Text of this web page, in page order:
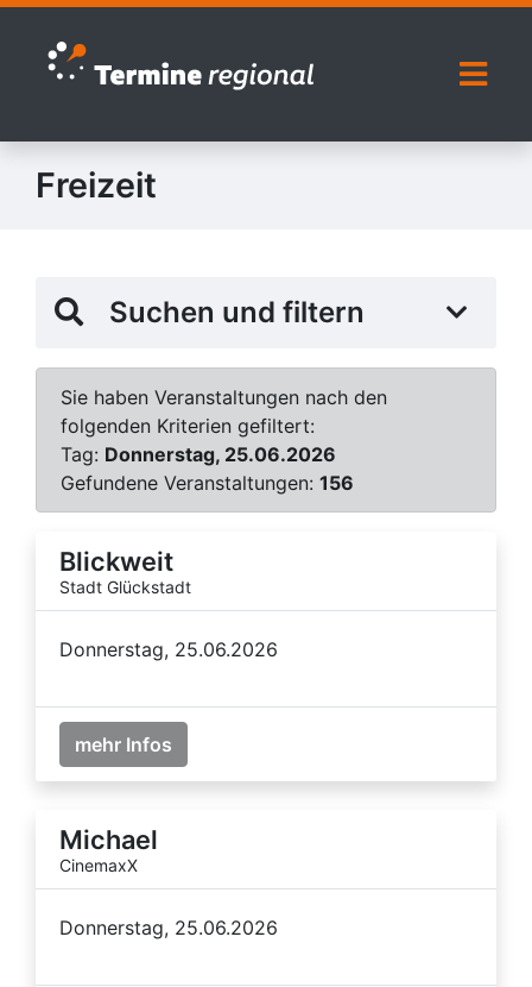
Zur Navigation springen
Zum Inhalt springen
Freizeit
Suchen und filtern
Sie haben Veranstaltungen nach den
folgenden Kriterien gefiltert:
Tag: Donnerstag, 25.06.2026
Gefundene Veranstaltungen: 156
Blickweit
Stadt Glückstadt
Donnerstag, 25.06.2026
mehr Infos
Michael
CinemaxX
Donnerstag, 25.06.2026